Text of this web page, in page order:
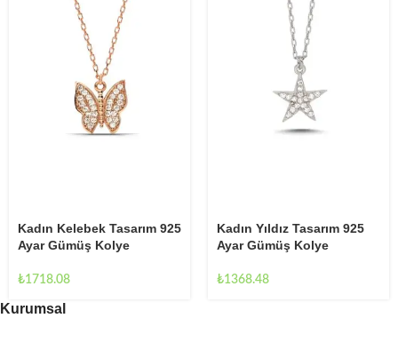
Kadın Kelebek Tasarım 925
Ayar Gümüş Kolye
₺1718.08
Kadın Yıldız Tasarım 925
Ayar Gümüş Kolye
₺1368.48
Kurumsal